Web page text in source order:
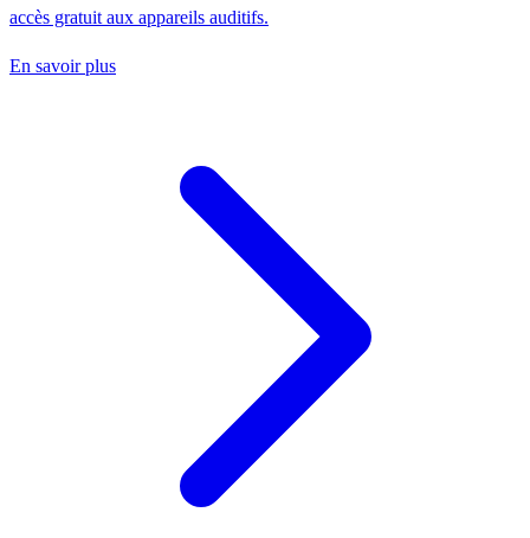
accès gratuit aux appareils auditifs.
En savoir plus